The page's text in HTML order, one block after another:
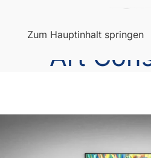
Zum Hauptinhalt springen
Art